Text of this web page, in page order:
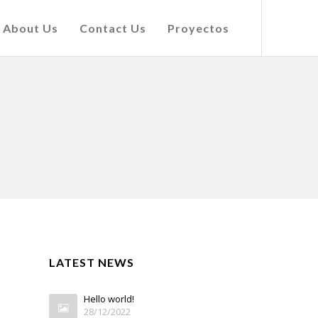
About Us Contact Us Proyectos
LATEST NEWS
Hello world!
28/12/2022